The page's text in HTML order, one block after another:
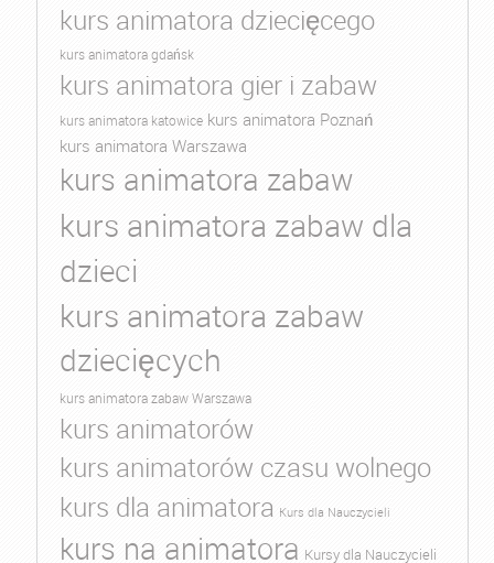
kurs animatora dziecięcego
kurs animatora gdańsk
kurs animatora gier i zabaw
kurs animatora katowice kurs animatora Poznań
kurs animatora Warszawa
kurs animatora zabaw
kurs animatora zabaw dla
dzieci
kurs animatora zabaw
dziecięcych
kurs animatora zabaw Warszawa
kurs animatorów
kurs animatorów czasu wolnego
kurs dla animatora Kurs dla Nauczycieli
kurs na animatora Kursy dla Nauczycieli